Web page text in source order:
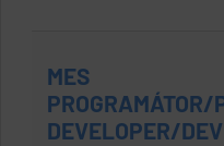
MES
PROGRAMÁTOR/
DEVELOPER/